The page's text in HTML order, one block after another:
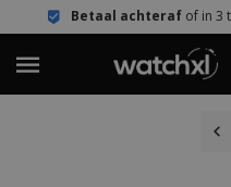
achterafof in 3 termijnen